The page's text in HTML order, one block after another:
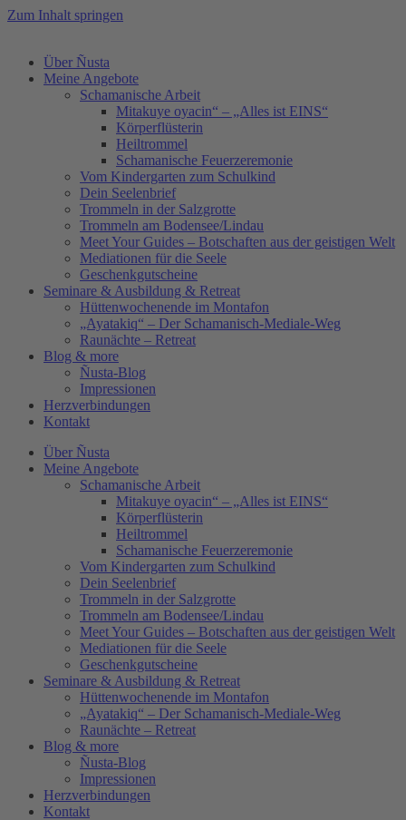
Zum Inhalt springen
Über Ñusta
Meine Angebote
Schamanische Arbeit
Mitakuye oyacin“ – „Alles ist EINS“
Körperflüsterin
Heiltrommel
Schamanische Feuerzeremonie
Vom Kindergarten zum Schulkind
Dein Seelenbrief
Trommeln in der Salzgrotte
Trommeln am Bodensee/Lindau
Meet Your Guides – Botschaften aus der geistigen Welt
Mediationen für die Seele
Geschenkgutscheine
Seminare & Ausbildung & Retreat
Hüttenwochenende im Montafon
„Ayatakiq“ – Der Schamanisch-Mediale-Weg
Raunächte – Retreat
Blog & more
Ñusta-Blog
Impressionen
Herzverbindungen
Kontakt
Über Ñusta
Meine Angebote
Schamanische Arbeit
Mitakuye oyacin“ – „Alles ist EINS“
Körperflüsterin
Heiltrommel
Schamanische Feuerzeremonie
Vom Kindergarten zum Schulkind
Dein Seelenbrief
Trommeln in der Salzgrotte
Trommeln am Bodensee/Lindau
Meet Your Guides – Botschaften aus der geistigen Welt
Mediationen für die Seele
Geschenkgutscheine
Seminare & Ausbildung & Retreat
Hüttenwochenende im Montafon
„Ayatakiq“ – Der Schamanisch-Mediale-Weg
Raunächte – Retreat
Blog & more
Ñusta-Blog
Impressionen
Herzverbindungen
Kontakt